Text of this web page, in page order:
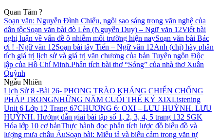
Quan Tâm ?
Soạn văn: Nguyễn Đình Chiểu, ngôi sao sáng trong văn nghệ của
dân tộcSoạn văn bài đò Lèn (Nguyễn Duy) – Ngữ văn 12Viết bài
nghị luận về vấn đề ô nhiễm môi trường hiện naySoạn văn bài Bác
ơi ! -Ngữ văn 12Soạn bài tây Tiến – Ngữ văn 12Anh (chị) hãy phân
tích giá trị lịch sử và giá trị văn chương của bản Tuyên ngôn Độc
lập của Hồ Chí Minh.Phân tích bài thơ “Sóng” của nhà thơ Xuân
Quỳnh
Ngẫu Nhiên
Lịch Sử 8 -Bài 26- PHONG TRÀO KHÁNG CHIẾN CHỐNG
PHÁP TRONGNHỮNG NĂM CUỐI THẾ KỶ XIXListening
Unit 6 Lớp 12 Trang 67CHƯƠNG 6: OXI – LƯU HUỲNH. LƯU
HUỲNH. Hướng dẫn giải bài tập số 1, 2, 3, 4, 5 trang 132 SGK
Hóa lớp 10 cơ bảnThực hành đọc phân tích lược đồ biểu đồ và
lượng mưa châu ÂuSoạn bài: Miêu tả và biểu cảm trong văn tự